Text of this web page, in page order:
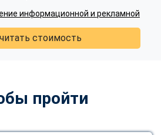
информационной и рекламной
стоимость
пройти